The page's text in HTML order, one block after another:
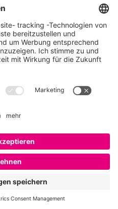
Hesse. Seit 2009 schreibt
Branding,